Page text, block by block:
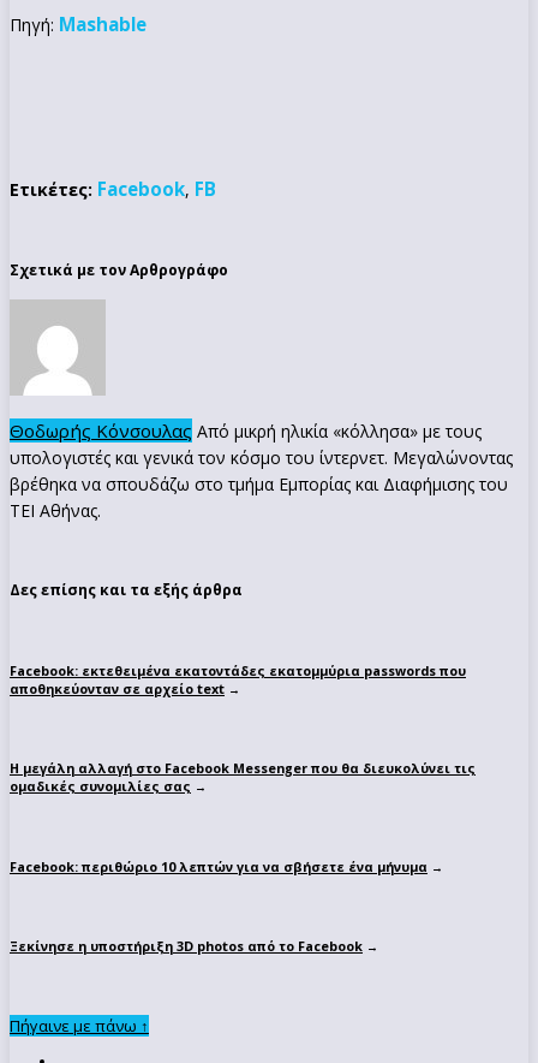
Πηγή: Mashable
Ετικέτες: Facebook, FB
Σχετικά με τον Αρθρογράφο
Θοδωρής Κόνσουλας Από μικρή ηλικία «κόλλησα» με τους
υπολογιστές και γενικά τον κόσμο του ίντερνετ. Μεγαλώνοντας
βρέθηκα να σπουδάζω στο τμήμα Εμπορίας και Διαφήμισης του
ΤΕΙ Αθήνας.
Δες επίσης και τα εξής άρθρα
Facebook: εκτεθειμένα εκατοντάδες εκατομμύρια passwords που
αποθηκεύονταν σε αρχείο text →
Η μεγάλη αλλαγή στο Facebook Messenger που θα διευκολύνει τις
ομαδικές συνομιλίες σας →
Facebook: περιθώριο 10 λεπτών για να σβήσετε ένα μήνυμα →
Ξεκίνησε η υποστήριξη 3D photos από το Facebook →
Πήγαινε με πάνω ↑